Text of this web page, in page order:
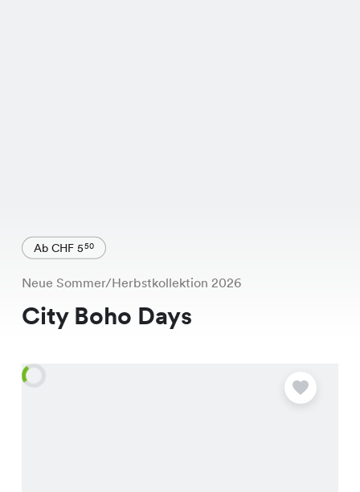
Ab CHF 550
Neue Sommer/Herbstkollektion 2026
City Boho Days